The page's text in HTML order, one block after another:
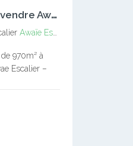
T
errain A vendre Awaïe Escalier
Awaïe Escalier
970m² à
Escalier –
–